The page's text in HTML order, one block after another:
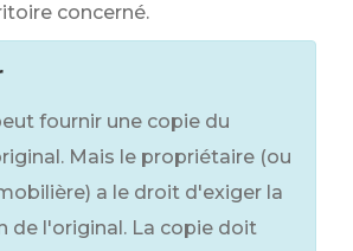
concerné.
fournir une copie du
Mais le propriétaire (ou
a le droit d'exiger la
de l'original. La copie doit